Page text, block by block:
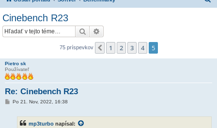
Cinebench R23
Hľadať
75 príspevkov Predchádzajúci
1 2 3 4 5
Pietro sk
Používateľ
Re: Cinebench R23
PPo 21. Nov, 2022, 16:38
mp3turbo napísal: